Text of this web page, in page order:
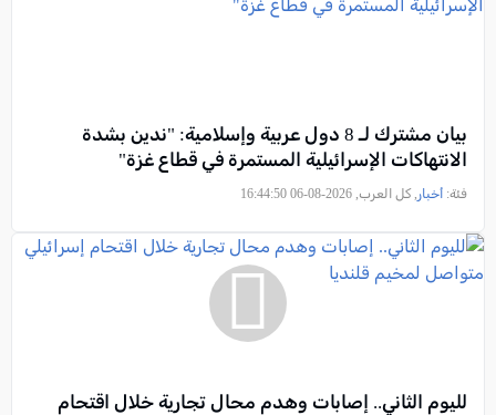
بيان مشترك لـ 8 دول عربية وإسلامية: "ندين بشدة
الانتهاكات الإسرائيلية المستمرة في قطاع غزة"
فئة: أخبار , كل العرب, 2026-08-06 16:44:50
لليوم الثاني.. إصابات وهدم محال تجارية خلال اقتحام